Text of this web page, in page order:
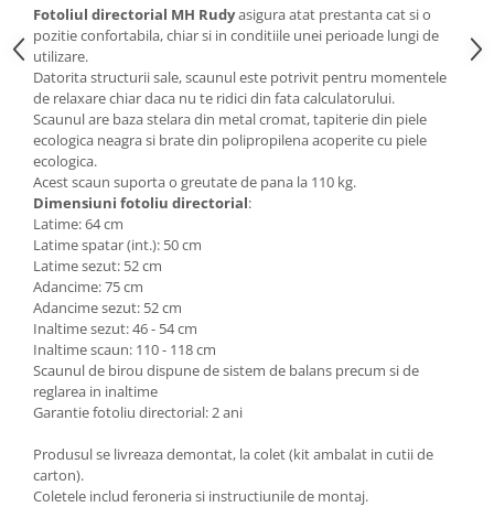
Mese gradinita
Scaune gradinita
Set mese si scaune gradinita
Mobilier copii
Mobila camera copii
Scaune birou pentru copii
Saltele patuturi copii
Paturi copii
Masa si scaune gradinita
Seturi comode living si dormitor
Fotoliul directorial MH Rudyasigura atat prestanta cat si o
pozitie confortabila, chiar si in conditiile unei perioade lungi de
utilizare.
Datorita structurii sale, scaunul este potrivit pentru momentele
de relaxare chiar daca nu te ridici din fata calculatorului.
Scaunul are baza stelara din metal cromat, tapiterie din piele
ecologica neagra si brate din polipropilena acoperite cu piele
ecologica.
Acest scaun suporta o greutate de pana la 110 kg.
Dimensiuni fotoliu directorial:
Latime: 64 cm
Latime spatar (int.): 50 cm
Latime sezut: 52 cm
Adancime: 75 cm
Adancime sezut: 52 cm
Inaltime sezut: 46 - 54 cm
Inaltime scaun: 110 - 118 cm
Scaunul de birou dispune de sistem de balans precum si de
reglarea in inaltime
Garantie fotoliu directorial: 2 ani
Produsul se livreaza demontat, la colet (kit ambalat in cutii de
carton).
Coletele includ feroneria si instructiunile de montaj.